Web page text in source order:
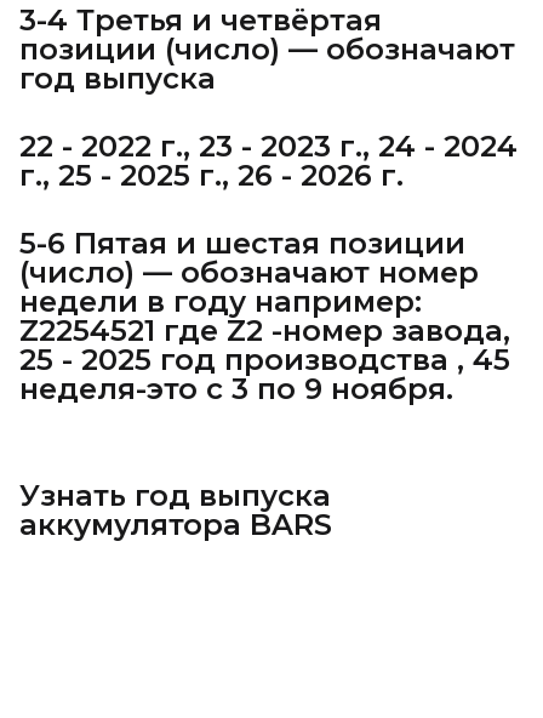
3-4 Третья и четвёртая
позиции (число) — обозначают
год выпуска
22 - 2022 г., 23 - 2023 г., 24 - 2024
г., 25 - 2025 г., 26 - 2026 г.
5-6 Пятая и шестая позиции
(число) — обозначают номер
недели в году например:
Z2254521 где Z2 -номер завода,
25 - 2025 год производства , 45
неделя-это с 3 по 9 ноября.
Узнать год выпуска
аккумулятора BARS